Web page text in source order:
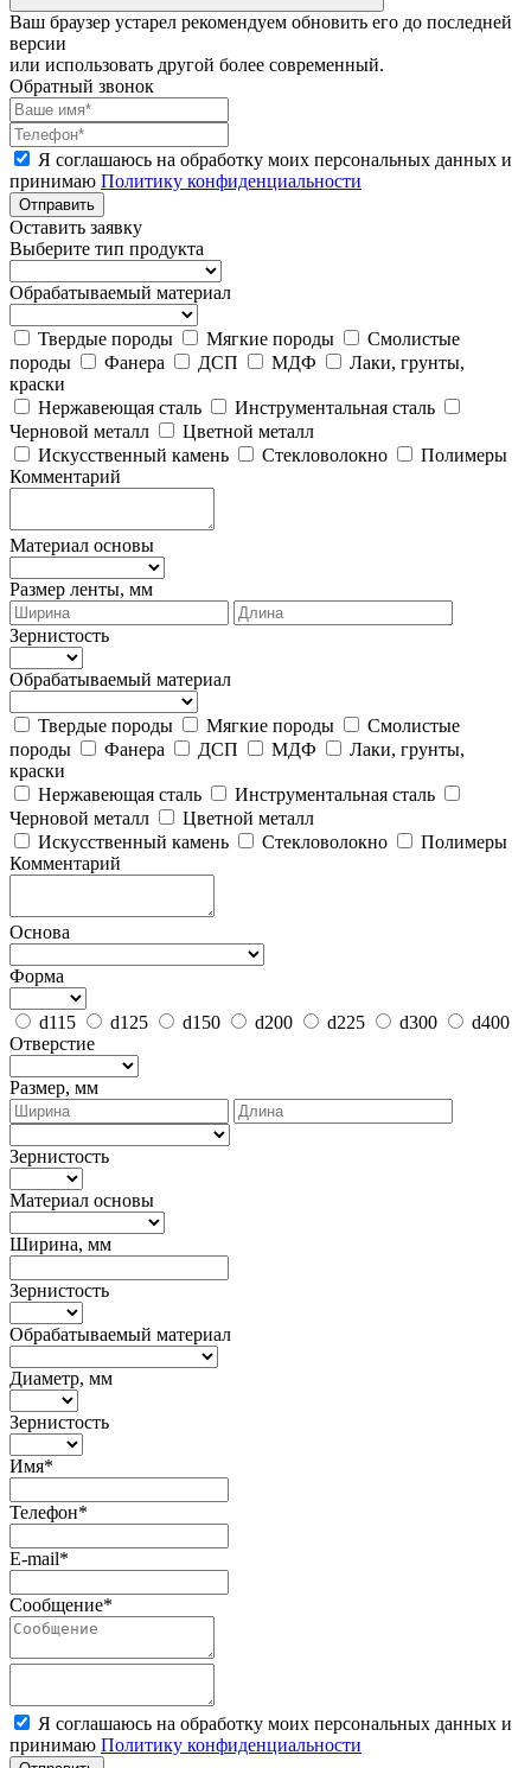
Ваш браузер устарел рекомендуем обновить его до последней
версии
или использовать другой более современный.
Обратный звонок
Я соглашаюсь на обработку моих персональных данных и
принимаю Политику конфиденциальности
Отправить
Оставить заявку
Выберите тип продукта
Обрабатываемый материал
Твердые породы Мягкие породы
Смолистые
породы
Фанера ДСП МДФ
Лаки, грунты,
краски
Нержавеющая сталь
Инструментальная сталь
Черновой металл
Цветной металл
Искусственный камень
Стекловолокно
Полимеры
Комментарий
Материал основы
Размер ленты, мм
Зернистость
Обрабатываемый материал
Твердые породы Мягкие породы
Смолистые
породы
Фанера ДСП МДФ
Лаки, грунты,
краски
Нержавеющая сталь
Инструментальная сталь
Черновой металл
Цветной металл
Искусственный камень
Стекловолокно
Полимеры
Комментарий
Основа
Форма
d115 d125 d150 d200 d225 d300
d400
Отверстие
Размер, мм
Зернистость
Материал основы
Ширина, мм
Зернистость
Обрабатываемый материал
Диаметр, мм
Зернистость
Имя*
Телефон*
E-mail*
Сообщение*
Я соглашаюсь на обработку моих персональных данных и
принимаю Политику конфиденциальности